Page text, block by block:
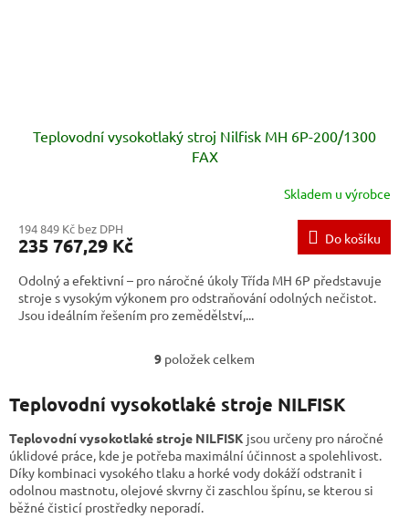
Teplovodní vysokotlaký stroj Nilfisk MH 6P-200/1300
FAX
Skladem u výrobce
194 849 Kč bez DPH
235 767,29 Kč Do košíku
Odolný a efektivní – pro náročné úkoly Třída MH 6P představuje
stroje s vysokým výkonem pro odstraňování odolných nečistot.
Jsou ideálním řešením pro zemědělství,...
O
l
d
a
c
í
9 položek celkem
Teplovodní vysokotlaké stroje NILFISK
Teplovodní vysokotlaké stroje NILFISK jsou určeny pro náročné
úklidové práce, kde je potřeba maximální účinnost a spolehlivost.
Díky kombinaci vysokého tlaku a horké vody dokáží odstranit i
odolnou mastnotu, olejové skvrny či zaschlou špínu, se kterou si
běžné čisticí prostředky neporadí.